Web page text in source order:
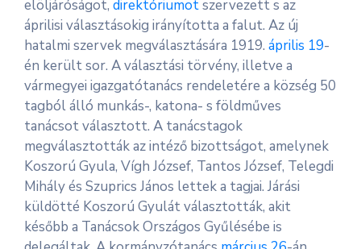
elöljáróságot, direktóriumotszervezett s az
áprilisi választásokig irányította a falut. Az új
hatalmi szervek megválasztására 1919. április 19-
én került sor. A választási törvény, illetve a
vármegyei igazgatótanács rendeletére a község 50
tagból álló munkás-, katona- s földműves
tanácsot választott. A tanácstagok
megválasztották az intéző bizottságot, amelynek
Koszorú Gyula, Vígh József, Tantos József, Telegdi
Mihály és Szuprics János lettek a tagjai. Járási
küldötté Koszorú Gyulát választották, akit
később a Tanácsok Országos Gyűlésébe is